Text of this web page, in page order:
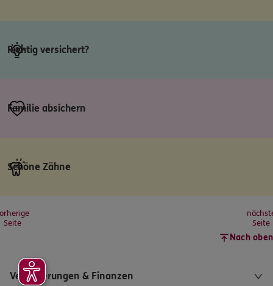
Richtig versichert?
Familie absichern
Schöne Zähne
Seite
Seite
Nach oben
Versicherungen & Finanzen